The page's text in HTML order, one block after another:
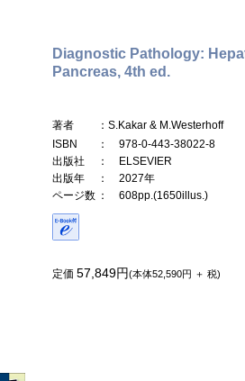
Diagnostic Pathology:
Pancreas, 4th ed.
著者
：S.Kakar & M.Westerhoff
ISBN
： 978-0-443-38022-8
出版社
： ELSEVIER
出版年
： 2027年
ページ数 ： 608pp.(1650illus.)
定価 57,849円(本体52,590円 ＋ 税)